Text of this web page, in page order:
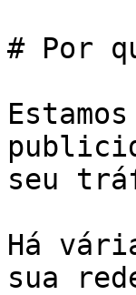
# Por
seu
Há
sua